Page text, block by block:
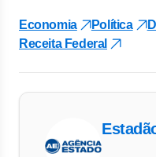
Economia Política
Receita Federal